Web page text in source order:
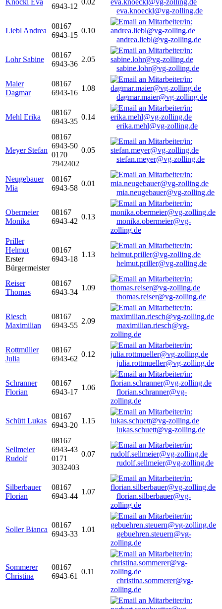
Knöckl Eva
6943-12
0.02
eva.knoeckl@vg-zolling.de
Liebl Andrea
08167
6943-15
0.10
andrea.liebl@vg-zolling.de
Lohr Sabine
08167
6943-36
2.05
sabine.lohr@vg-zolling.de
Maier
Dagmar
08167
6943-16
1.08
dagmar.maier@vg-zolling.de
Mehl Erika
08167
6943-35
0.14
erika.mehl@vg-zolling.de
Meyer Stefan
08167
6943-50
0170
7942402
0.05
stefan.meyer@vg-zolling.de
Neugebauer
Mia
08167
6943-58
0.01
mia.neugebauer@vg-zolling.de
Obermeier
Monika
08167
6943-42
0.13
monika.obermeier@vg-
zolling.de
Priller
Helmut
Erster
Bürgermeister
08167
6943-18
1.13
helmut.priller@vg-zolling.de
Reiser
Thomas
08167
6943-34
1.09
thomas.reiser@vg-zolling.de
Riesch
Maximilian
08167
6943-55
2.09
maximilian.riesch@vg-
zolling.de
Rottmüller
Julia
08167
6943-62
0.12
julia.rottmueller@vg-zolling.de
Schranner
Florian
08167
6943-17
1.06
florian.schranner@vg-
zolling.de
Schütt Lukas
08167
6943-20
1.15
lukas.schuett@vg-zolling.de
Sellmeier
Rudolf
08167
6943-43
0171
3032403
0.07
rudolf.sellmeier@vg-zolling.de
Silberbauer
Florian
08167
6943-44
1.07
florian.silberbauer@vg-
zolling.de
Soller Bianca
08167
6943-33
1.01
gebuehren.steuern@vg-
zolling.de
Sommerer
Christina
08167
6943-61
0.11
christina.sommerer@vg-
zolling.de